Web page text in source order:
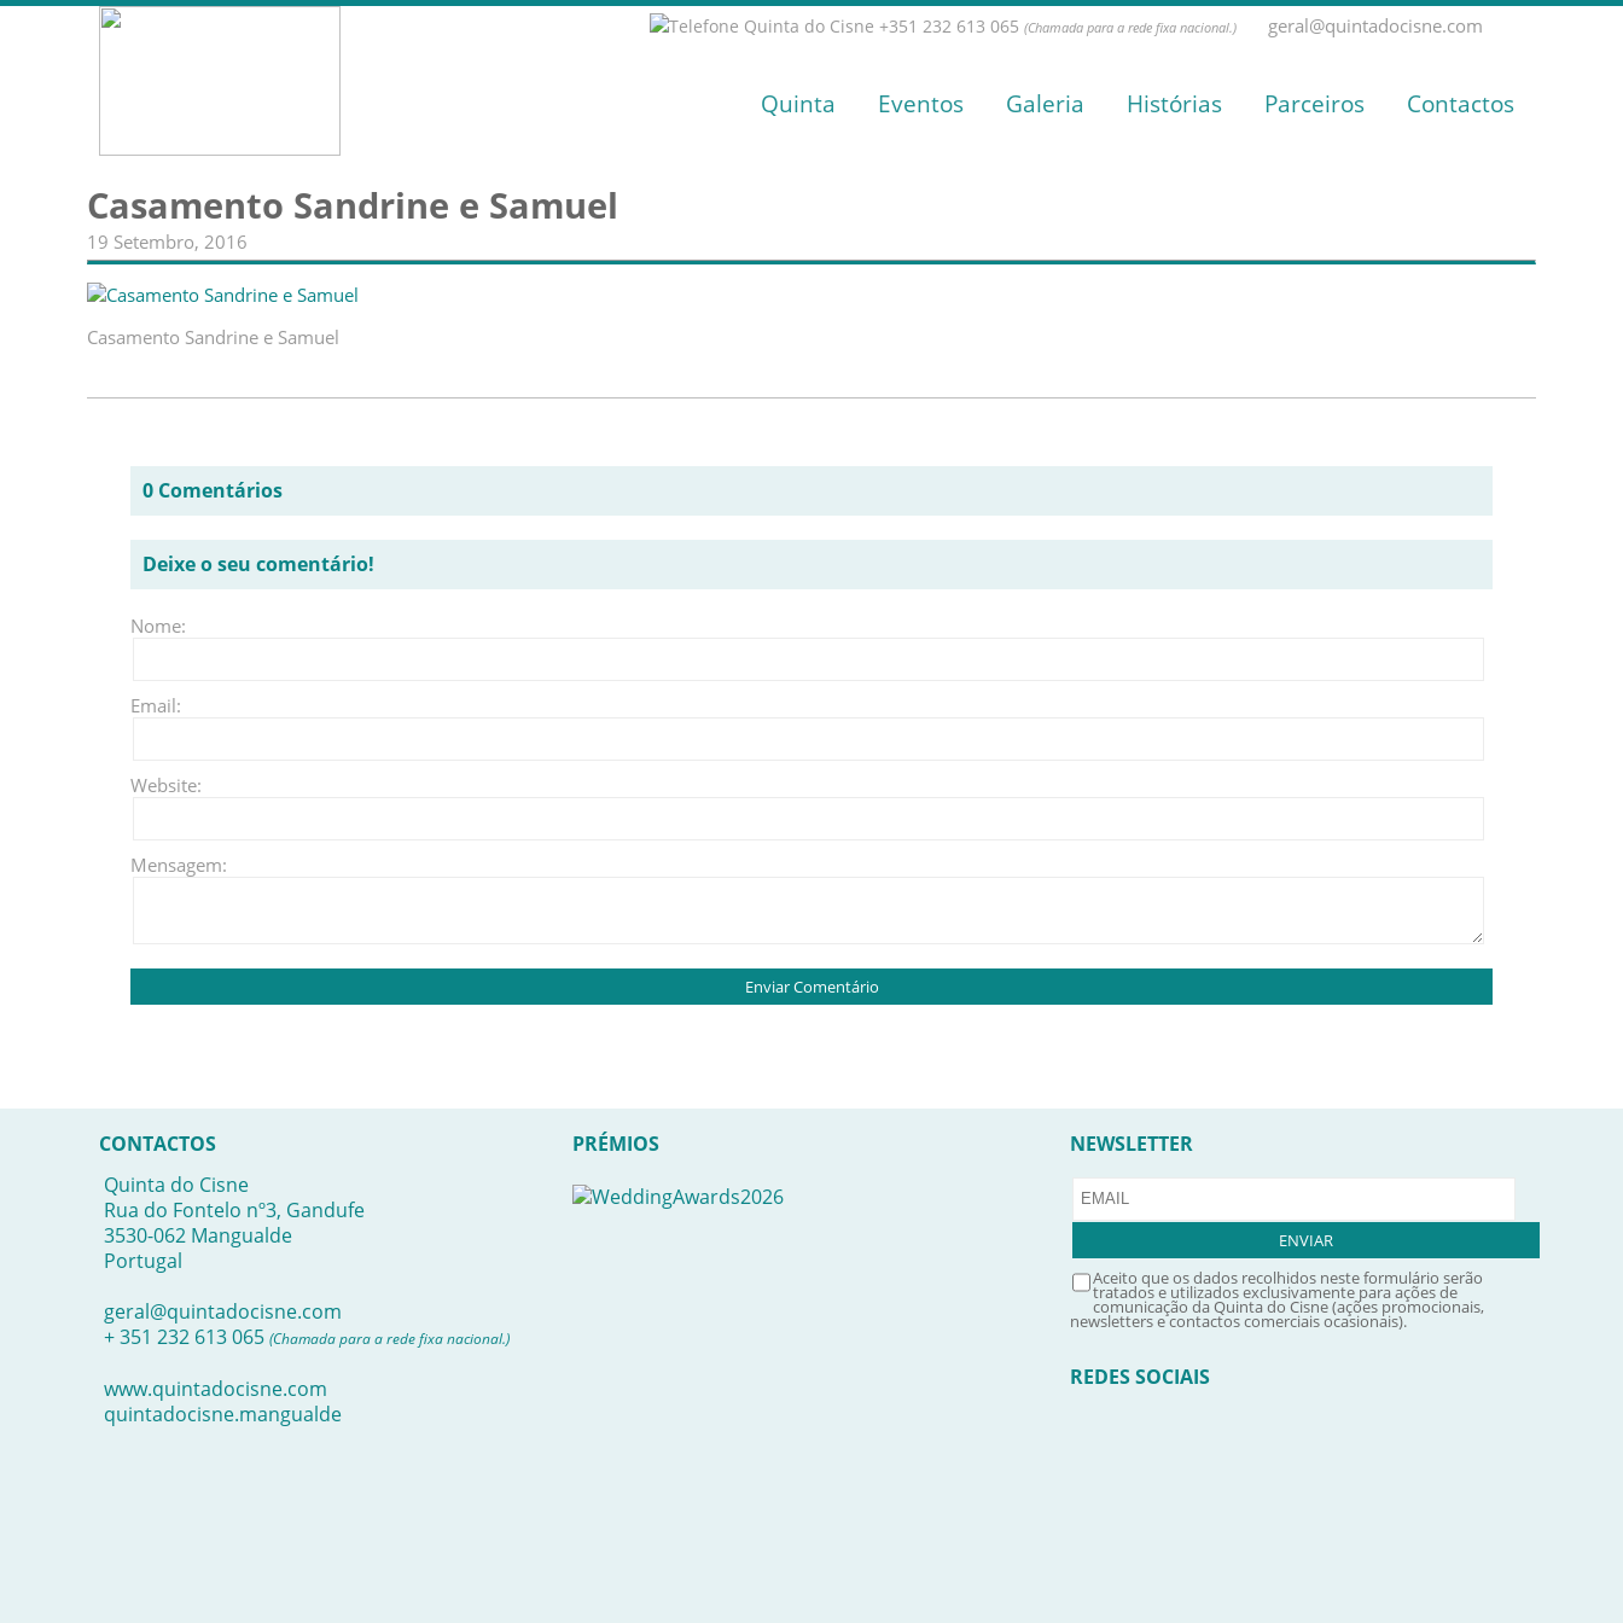
+351 232 613 065 (Chamada para a rede fixa nacional.) geral@quintadocisne.com
Quinta Eventos Galeria Histórias Parceiros Contactos
Casamento Sandrine e Samuel
19 Setembro, 2016
Casamento Sandrine e Samuel
0 Comentários
Deixe o seu comentário!
Nome:
Email:
Website:
Mensagem:
CONTACTOS
Quinta do Cisne
Rua do Fontelo nº3, Gandufe
3530-062 Mangualde
Portugal
geral@quintadocisne.com
+ 351 232 613 065 (Chamada para a rede fixa nacional.)
www.quintadocisne.com
quintadocisne.mangualde
PRÉMIOS NEWSLETTER
Aceito que os dados recolhidos neste formulário serão
tratados e utilizados exclusivamente para ações de
comunicação da Quinta do Cisne (ações promocionais,
newsletters e contactos comerciais ocasionais).
REDES SOCIAIS